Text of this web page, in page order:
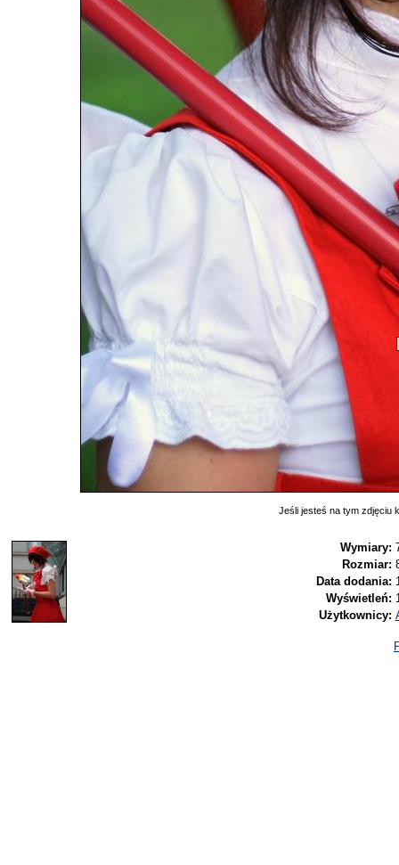
Jeśli jesteś na tym zdjęciu
Wymiary:
Rozmiar:
Data dodania:
Wyświetleń:
Użytkownicy: